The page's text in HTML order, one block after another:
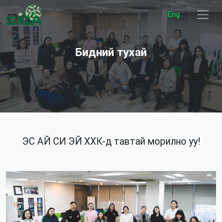
Eng
Бидний тухай
ЭС АЙ СИ ЭЙ ХХК-д тавтай морилно уу!